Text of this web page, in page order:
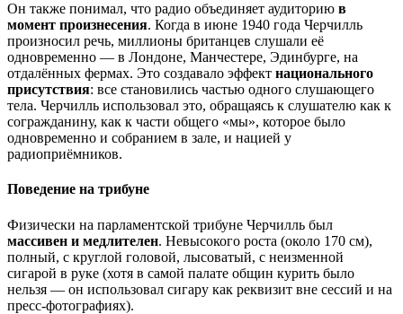
Он также понимал, что радио объединяет аудиторию в
момент произнесения. Когда в июне 1940 года Черчилль
произносил речь, миллионы британцев слушали её
одновременно — в Лондоне, Манчестере, Эдинбурге, на
отдалённых фермах. Это создавало эффект национального
присутствия: все становились частью одного слушающего
тела. Черчилль использовал это, обращаясь к слушателю как к
согражданину, как к части общего «мы», которое было
одновременно и собранием в зале, и нацией у
радиоприёмников.
Поведение на трибуне
Физически на парламентской трибуне Черчилль был
массивен и медлителен. Невысокого роста (около 170 см),
полный, с круглой головой, лысоватый, с неизменной
сигарой в руке (хотя в самой палате общин курить было
нельзя — он использовал сигару как реквизит вне сессий и на
пресс-фотографиях).